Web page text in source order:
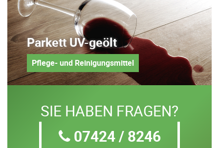
Parkett UV-geölt
Pflege- und Reinigungsmittel
SIE HABEN FRAGEN?
07424 / 8246